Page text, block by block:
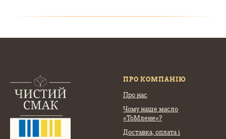
ПРО КОМПАНІЮ
Про нас
Чому наше масло
«ТоМлене»?
Доставка, оплата і